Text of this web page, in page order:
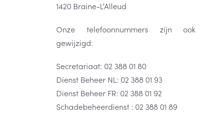
1420 Braine-L’Alleud
Onze telefoonnummers zijn ook
gewijzigd:
Secretariaat: 02 388 01 80
Dienst Beheer NL: 02 388 01 93
Dienst Beheer FR: 02 388 01 92
Schadebeheerdienst : 02 388 01 89